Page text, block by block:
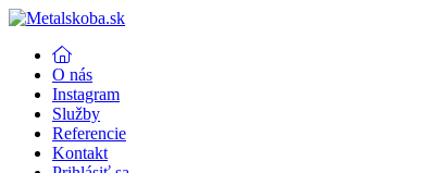
O nás
Instagram
Služby
Referencie
Kontakt